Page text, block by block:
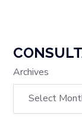
Archives